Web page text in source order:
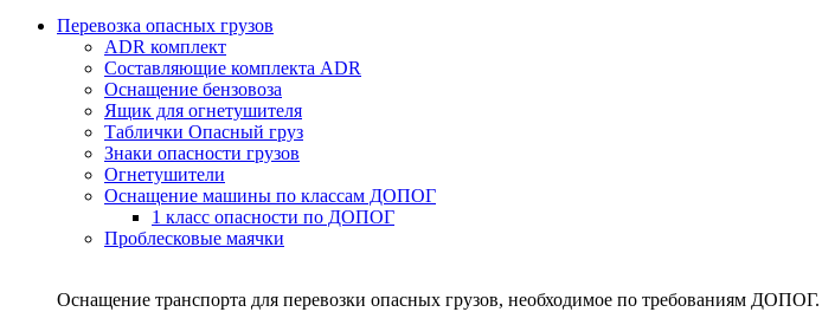
Перевозка опасных грузов
ADR комплект
Составляющие комплекта ADR
Оснащение бензовоза
Ящик для огнетушителя
Таблички Опасный груз
Знаки опасности грузов
Огнетушители
Оснащение машины по классам ДОПОГ
1 класс опасности по ДОПОГ
Проблесковые маячки
Оснащение транспорта для перевозки опасных грузов, необходимое по требованиям ДОПОГ.